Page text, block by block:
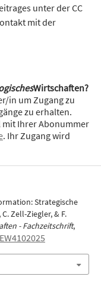
unter der CC
mit der
Wirtschaften?
in um Zugang zu
zu erhalten.
mit Ihrer Abonummer
. Ihr Zugang wird
Strategische
Zell-Ziegler, & F.
- Fachzeitschrift,